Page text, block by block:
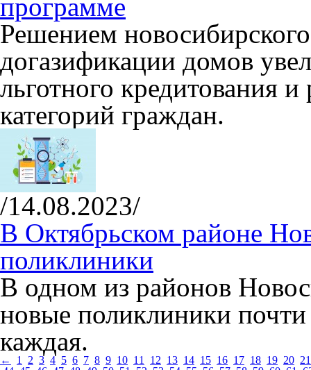
программе
Решением
догазификации домов
льготного кредитования
категорий граждан.
/14.08.2023/
В Октябрьском районе
поликлиники
В одном из районов
новые поликлиники
каждая.
← 1 2 3 4 5 6 7 8 9 10 11 12 13 14 15 16 17 18 19 20 21